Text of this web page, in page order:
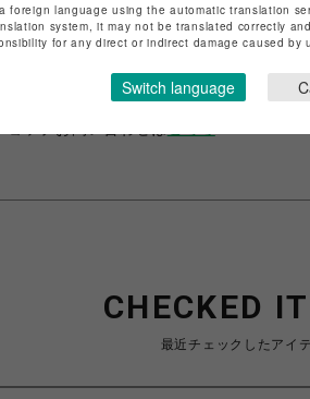
ョップ名
ビーバー
特定商取引法など法令に基づく表記は
こち
CHECKED
最近チェックしたアイ
foreign language using the automatic translation
system, it may not be translated correctly
for any direct or indirect damage caused
Switch language